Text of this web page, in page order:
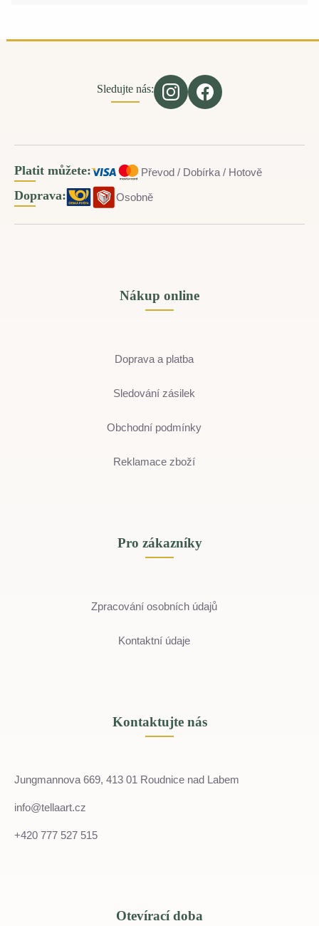
Sledujte nás:
Platit můžete: Převod / Dobírka / Hotově
Doprava: Osobně
Nákup online
Doprava a platba
Sledování zásilek
Obchodní podmínky
Reklamace zboží
Pro zákazníky
Zpracování osobních údajů
Kontaktní údaje
Kontaktujte nás
Jungmannova 669, 413 01 Roudnice nad Labem
info@tellaart.cz
+420 777 527 515
Otevírací doba